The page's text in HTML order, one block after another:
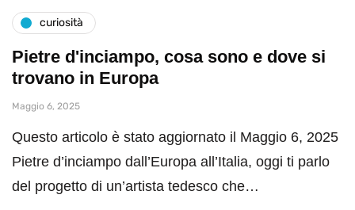
curiosità
Pietre d'inciampo, cosa sono e dove si
trovano in Europa
Maggio 6, 2025
Questo articolo è stato aggiornato il Maggio 6, 2025
Pietre d’inciampo dall’Europa all’Italia, oggi ti parlo
del progetto di un’artista tedesco che…